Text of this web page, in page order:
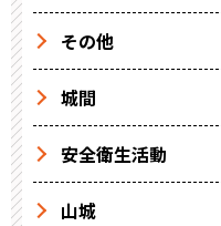
その他
城間
安全衛生活動
山城